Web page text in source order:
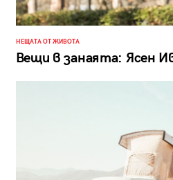
НЕЩАТА ОТ ЖИВОТА
Вещи в занаята: Ясен